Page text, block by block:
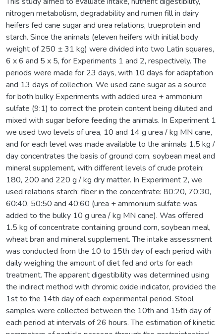
nitrogen metabolism, degradability and rumen fill in dairy
heifers fed cane sugar and urea relations, trueprotein and
starch. Since the animals (eleven heifers with initial body
weight of 250 ± 31 kg) were divided into two Latin squares,
6 x 6 and 5 x 5, for Experiments 1 and 2, respectively. The
periods were made for 23 days, with 10 days for adaptation
and 13 days of collection. We used cane sugar as a source
for both bulky Experiments with added urea + ammonium
sulfate (9:1) to correct the protein content being diluted and
mixed with sugar before feeding the animals. In Experiment 1
we used two levels of urea, 10 and 14 g urea / kg MN cane,
and for each level was made available to the animals 1.5 kg /
day concentrates the basis of ground corn, soybean meal and
mineral supplement, with different levels of crude protein:
180, 200 and 220 g / kg dry matter. In Experiment 2, we
used relations starch: fiber in the concentrate: 80:20, 70:30,
60:40, 50:50 and 40:60 (urea + ammonium sulfate was
added to the bulky 10 g urea / kg MN cane). Was offered
1.5 kg of concentrate containing ground corn, soybean meal,
wheat bran and mineral supplement. The intake assessment
was conducted from the 10 to 15th day of each period with
daily weighing the amount of diet fed and orts for each
treatment. The apparent digestibility was determined using
the indirect method with chromic oxide indicator, provided the
1st to the 14th day of each experimental period. Stool
samples were collected between the 10th and 15th day of
each period at intervals of 26 hours. The estimation of kinetic